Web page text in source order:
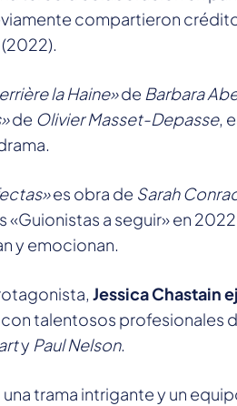
compartieron
(2022).
la Haine»de Barbara
de Olivier Masset-Depasse,
es obra de Sarah
«Guionistas a seguir» en
y emocionan.
Jessica Chastain
talentosos profesionales
y Paul Nelson.
trama intrigante y un